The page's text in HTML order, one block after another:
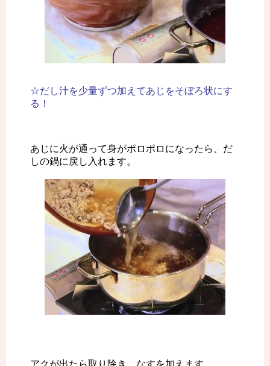
☆だし汁を少量ずつ加えてあじをそぼろ状にす
る！
あじに火が通って身がポロポロになったら、だ
しの鍋に戻し入れます。